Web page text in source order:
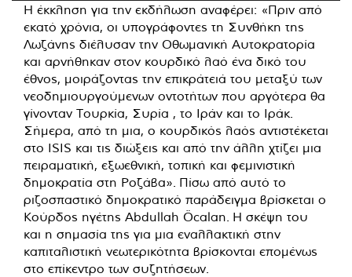
Η έκκληση για την εκδήλωση αναφέρει: «Πριν από
εκατό χρόνια, οι υπογράφοντες τη Συνθήκη της
Λωζάνης διέλυσαν την Οθωμανική Αυτοκρατορία
και αρνήθηκαν στον κουρδικό λαό ένα δικό του
έθνος, μοιράζοντας την επικράτειά του μεταξύ των
νεοδημιουργούμενων οντοτήτων που αργότερα θα
γίνονταν Τουρκία, Συρία , το Ιράν και το Ιράκ.
Σήμερα, από τη μια, ο κουρδικός λαός αντιστέκεται
στο ISIS και τις διώξεις και από την άλλη χτίζει μια
πειραματική, εξωεθνική, τοπική και φεμινιστική
δημοκρατία στη Ροζάβα». Πίσω από αυτό το
ριζοσπαστικό δημοκρατικό παράδειγμα βρίσκεται ο
Κούρδος ηγέτης Abdullah Öcalan. Η σκέψη του
και η σημασία της για μια εναλλακτική στην
καπιταλιστική νεωτερικότητα βρίσκονται επομένως
στο επίκεντρο των συζητήσεων.